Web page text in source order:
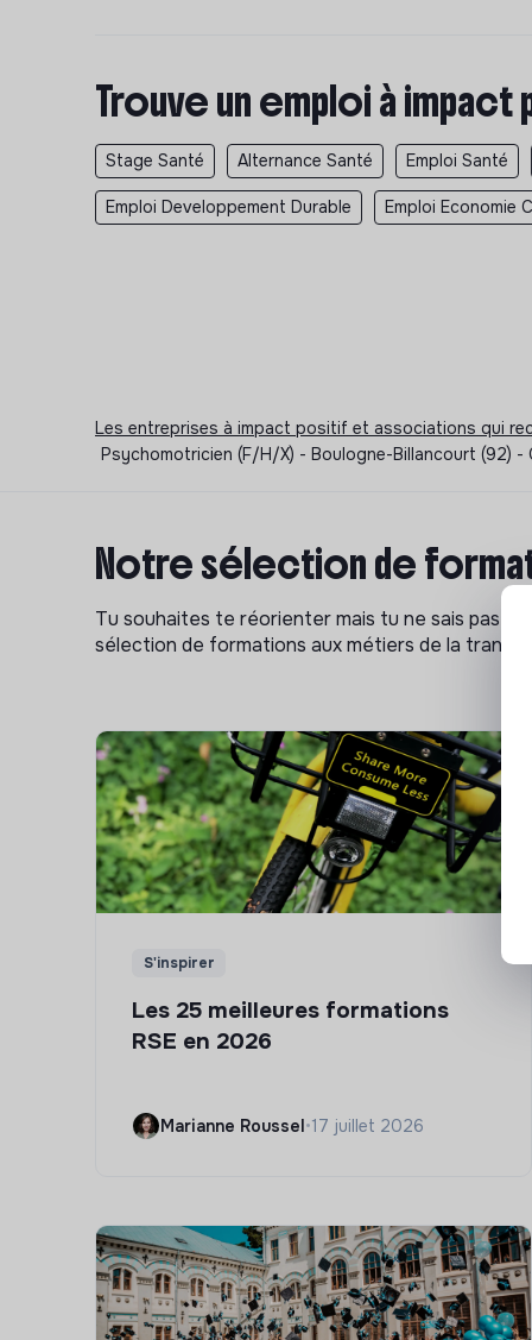
Trouve un emploi à
Stage Santé Alternance Santé Emploi Santé
Emploi Developpement Durable Emploi Economie
Les entreprises à impact positif et associations qui
Psychomotricien (F/H/X) - Boulogne-Billancourt (92)
Notre sélection de
Tu souhaites te réorienter mais tu ne sais pas
sélection de formations aux métiers de la
S'inspirer
Les 25 meilleures formations
RSE en 2026
Marianne Roussel•17 juillet 2026